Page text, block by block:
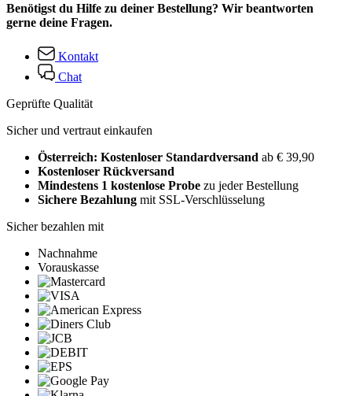
Benötigst du Hilfe zu deiner Bestellung? Wir beantworten
gerne deine Fragen.
Kontakt
Chat
Geprüfte Qualität
Sicher und vertraut einkaufen
Österreich: Kostenloser Standardversand ab € 39,90
Kostenloser Rückversand
Mindestens 1 kostenlose Probe zu jeder Bestellung
Sichere Bezahlung mit SSL-Verschlüsselung
Sicher bezahlen mit
Nachnahme
Vorauskasse